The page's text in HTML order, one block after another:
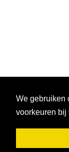
We gebruiken
voorkeuren bij